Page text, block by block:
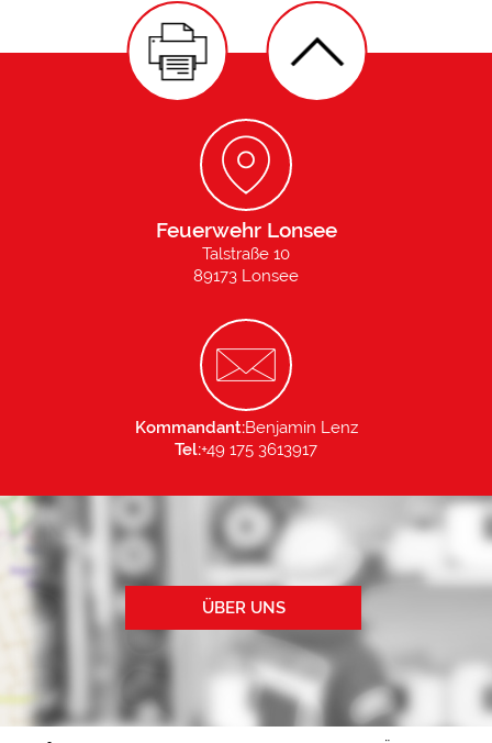
Feuerwehr Lonsee
Talstraße 10
89173 Lonsee
Kommandant:Benjamin Lenz
Tel:+49 175 3613917
ÜBER UNS